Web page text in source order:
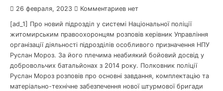
26 февраля, 2023 Комментариев нет
[ad_1] Про новий підрозділ у системі Національної поліції
житомирським правоохоронцям розповів керівник Управління
організації діяльності підрозділів особливого призначення НПУ
Руслан Мороз. За його плечима неабиякий бойовий досвід у
добровольчих батальйонах з 2014 року. Полковник поліції
Руслан Мороз розповів про основні завдання, комплектацію та
матеріально-технічне забезпечення нової штурмової бригади